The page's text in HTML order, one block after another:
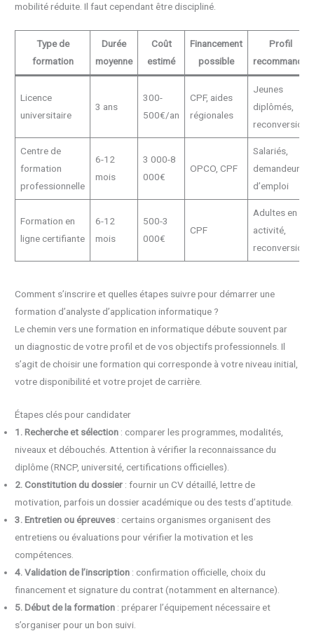
mobilité réduite. Il faut cependant être discipliné.
Type de
formation
Durée
moyenne
Coût
estimé
Financement
possible
Profil
recommandé
Licence
universitaire
3 ans
300-
500€/an
CPF, aides
régionales
Jeunes
diplômés,
reconversion
Centre de
formation
professionnelle
6-12
mois
3 000-8
000€
OPCO, CPF
Salariés,
demandeurs
d’emploi
Formation en
ligne certifiante
6-12
mois
500-3
000€
CPF
Adultes en
activité,
reconversion
Comment s’inscrire et quelles étapes suivre pour démarrer une
formation d’analyste d’application informatique ?
Le chemin vers une formation en informatique débute souvent par
un diagnostic de votre profil et de vos objectifs professionnels. Il
s’agit de choisir une formation qui corresponde à votre niveau initial,
votre disponibilité et votre projet de carrière.
Étapes clés pour candidater
1. Recherche et sélection : comparer les programmes, modalités,
niveaux et débouchés. Attention à vérifier la reconnaissance du
diplôme (RNCP, université, certifications officielles).
2. Constitution du dossier : fournir un CV détaillé, lettre de
motivation, parfois un dossier académique ou des tests d’aptitude.
3. Entretien ou épreuves : certains organismes organisent des
entretiens ou évaluations pour vérifier la motivation et les
compétences.
4. Validation de l’inscription : confirmation officielle, choix du
financement et signature du contrat (notamment en alternance).
5. Début de la formation : préparer l’équipement nécessaire et
s’organiser pour un bon suivi.